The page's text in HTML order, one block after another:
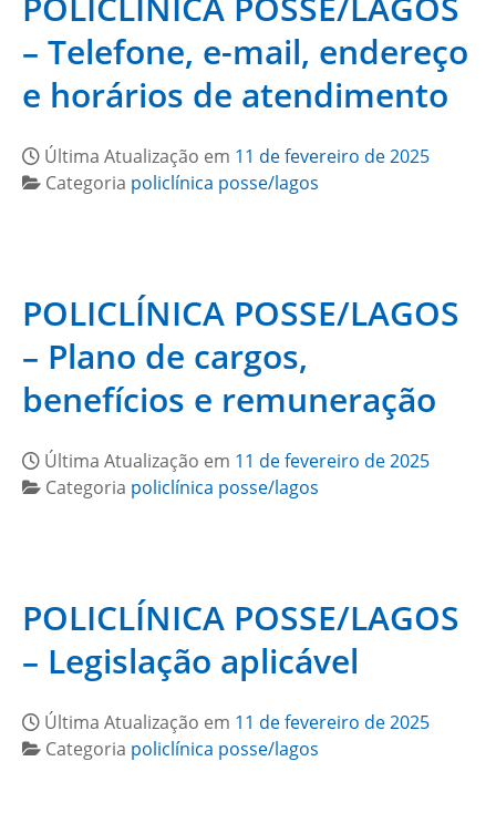
– Telefone, e-mail, endereço
e horários de atendimento
Última Atualização em 11 de fevereiro de 2025
Categoria policlínica posse/lagos
POLICLÍNICA POSSE/LAGOS
– Plano de cargos,
benefícios e remuneração
Última Atualização em 11 de fevereiro de 2025
Categoria policlínica posse/lagos
POLICLÍNICA POSSE/LAGOS
– Legislação aplicável
Última Atualização em 11 de fevereiro de 2025
Categoria policlínica posse/lagos